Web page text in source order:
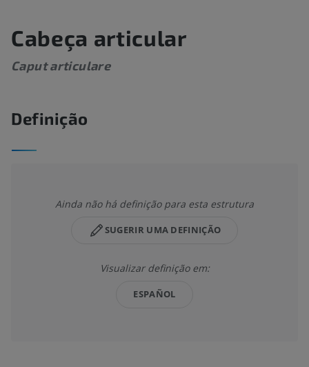
Cabeça articular
Caput articulare
Definição
Ainda não há definição para esta estrutura
SUGERIR UMA DEFINIÇÃO
Visualizar definição em:
ESPAÑOL